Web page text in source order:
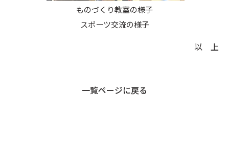
ものづくり教室の様子
スポーツ交流の様子
以 上
一覧ページに戻る